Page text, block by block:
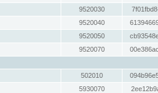
9520030
9520040
9520050
9520070
502010
5930070